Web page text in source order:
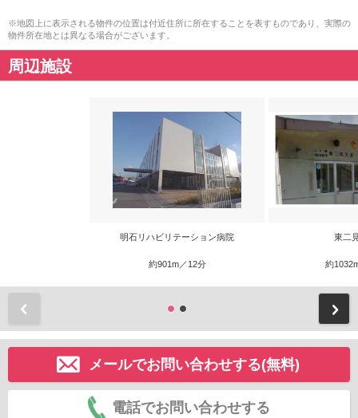
※地図上に表示される物件の位置は付近住所に所在することを表すものであり、実際の
物件所在地とは異なる場合がございます。
周辺施設
明石リハビリテーション病院
約901m／12分
東二
約
メールでお問い合わせする(無料)
電話でお問い合わせする